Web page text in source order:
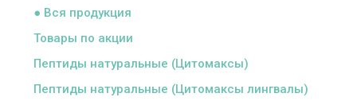
● Вся продукция
Товары по акции
Пептиды натуральные (Цитомаксы)
Пептиды натуральные (Цитомаксы лингвалы)